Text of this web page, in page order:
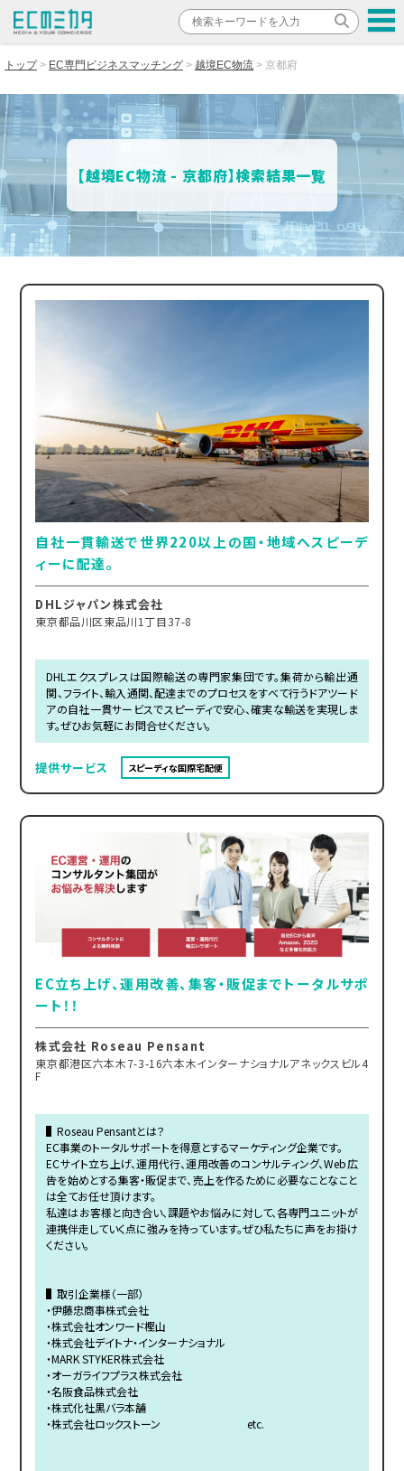
トップ EC専門ビジネスマッチング 越境EC物流 京都府
【越境EC物流 - 京都府】検索結果一覧
自社一貫輸送で世界220以上の国・地域へスピーデ
ィーに配達。
DHLジャパン株式会社
東京都品川区東品川1丁目37-8
DHLエクスプレスは国際輸送の専門家集団です。集荷から輸出通
関、フライト、輸入通関、配達までのプロセスをすべて行うドアツード
アの自社一貫サービスでスピーディで安心、確実な輸送を実現しま
す。ぜひお気軽にお問合せください。
提供サービス スピーディな国際宅配便
EC立ち上げ、運用改善、集客・販促までトータルサポ
ート！！
株式会社 Roseau Pensant
東京都港区六本木7-3-16六本木インターナショナルアネックスビル4
F
▌Roseau Pensantとは？
EC事業のトータルサポートを得意とするマーケティング企業です。
ECサイト立ち上げ、運用代行、運用改善のコンサルティング、Web広
告を始めとする集客・販促まで、売上を作るために必要なことなこと
は全てお任せ頂けます。
私達はお客様と向き合い、課題やお悩みに対して、各専門ユニットが
連携伴走していく点に強みを持っています。ぜひ私たちに声をお掛け
ください。
▌取引企業様（一部）
・伊藤忠商事株式会社
・株式会社オンワード樫山
・株式会社デイトナ・インターナショナル
・MARK STYKER株式会社
・オーガライフプラス株式会社
・名阪食品株式会社
・株式化社黒バラ本舗
・株式会社ロックストーン etc.